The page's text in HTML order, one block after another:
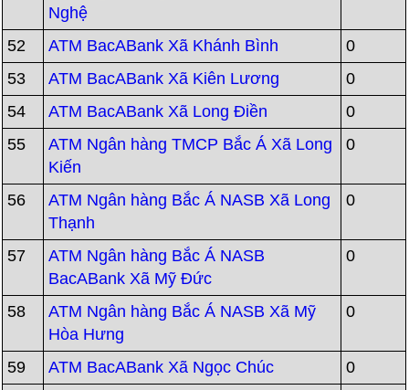
Nghệ
52 ATM BacABank Xã Khánh Bình
0
53
ATM BacABank Xã Kiên Lương
0
54
ATM BacABank Xã Long Điền
0
55
ATM Ngân hàng TMCP Bắc Á Xã Long
Kiến
0
56
ATM Ngân hàng Bắc Á NASB Xã Long
Thạnh
0
57
ATM Ngân hàng Bắc Á NASB
BacABank Xã Mỹ Đức
0
58
ATM Ngân hàng Bắc Á NASB Xã Mỹ
Hòa Hưng
0
59 ATM BacABank Xã Ngọc Chúc
0